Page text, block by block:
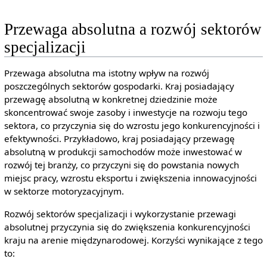
Przewaga absolutna a rozwój sektorów
specjalizacji
Przewaga absolutna ma istotny wpływ na rozwój
poszczególnych sektorów gospodarki. Kraj posiadający
przewagę absolutną w konkretnej dziedzinie może
skoncentrować swoje zasoby i inwestycje na rozwoju tego
sektora, co przyczynia się do wzrostu jego konkurencyjności i
efektywności. Przykładowo, kraj posiadający przewagę
absolutną w produkcji samochodów może inwestować w
rozwój tej branży, co przyczyni się do powstania nowych
miejsc pracy, wzrostu eksportu i zwiększenia innowacyjności
w sektorze motoryzacyjnym.
Rozwój sektorów specjalizacji i wykorzystanie przewagi
absolutnej przyczynia się do zwiększenia konkurencyjności
kraju na arenie międzynarodowej. Korzyści wynikające z tego
to: